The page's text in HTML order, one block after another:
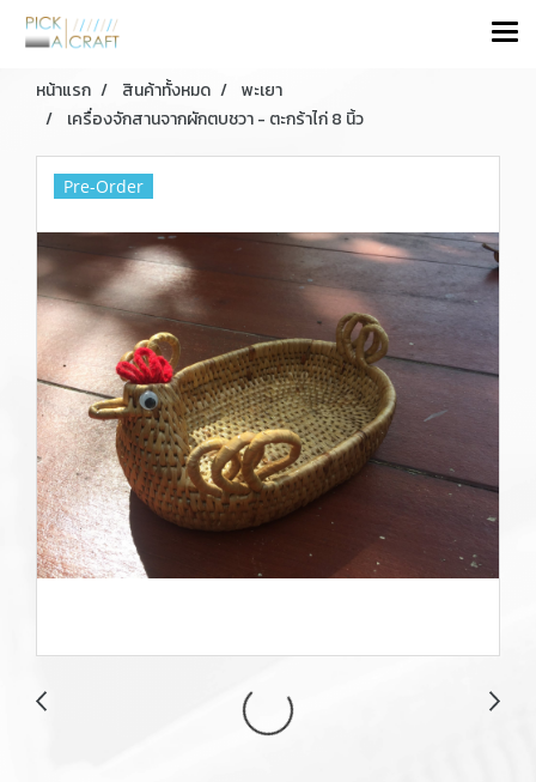
หน้าแรก สินค้าทั้งหมด
พะเยา
เครื่องจักสานจากผักตบชวา - ตะกร้าไก่ 8 นิ้ว
Pre-Order